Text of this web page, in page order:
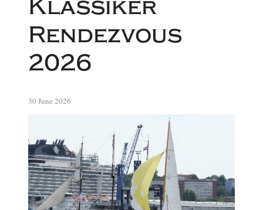
Klassiker
Rendezvous
2026
30 June 2026